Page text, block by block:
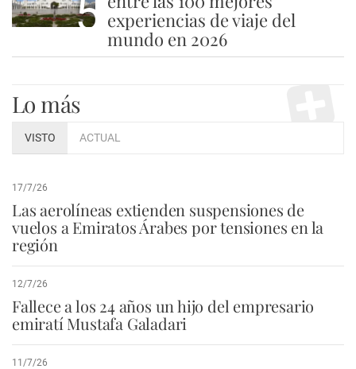
5 experiencias de viaje del
mundo en 2026
Lo más
VISTO ACTUAL
17/7/26
Las aerolíneas extienden suspensiones de
vuelos a Emiratos Árabes por tensiones en la
región
12/7/26
Fallece a los 24 años un hijo del empresario
emiratí Mustafa Galadari
11/7/26